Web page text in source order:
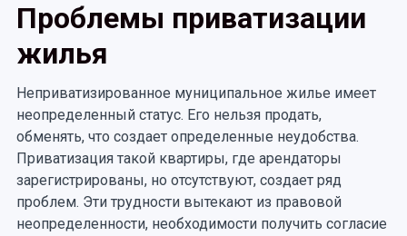
Проблемы приватизации
жилья
Неприватизированное муниципальное жилье имеет
неопределенный статус. Его нельзя продать,
обменять, что создает определенные неудобства.
Приватизация такой квартиры, где арендаторы
зарегистрированы, но отсутствуют, создает ряд
проблем. Эти трудности вытекают из правовой
неопределенности, необходимости получить согласие